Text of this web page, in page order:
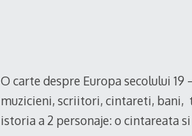
O carte despre Europa secolului
muzicieni, scriitori, cintareti,
istoria a 2 personaje: o cintareata